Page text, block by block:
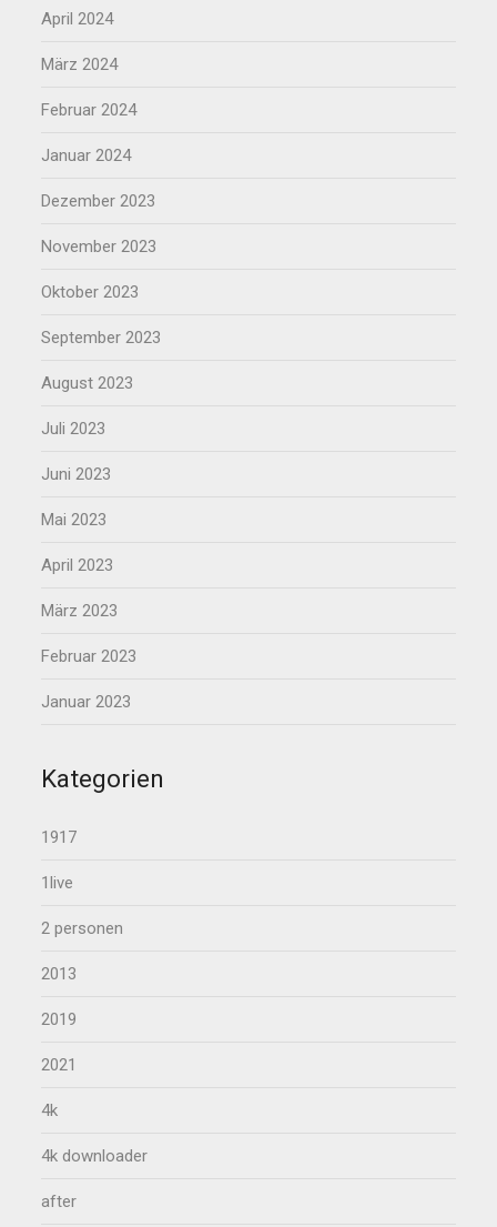
April 2024
März 2024
Februar 2024
Januar 2024
Dezember 2023
November 2023
Oktober 2023
September 2023
August 2023
Juli 2023
Juni 2023
Mai 2023
April 2023
März 2023
Februar 2023
Januar 2023
Kategorien
1917
1live
2 personen
2013
2019
2021
4k
4k downloader
after